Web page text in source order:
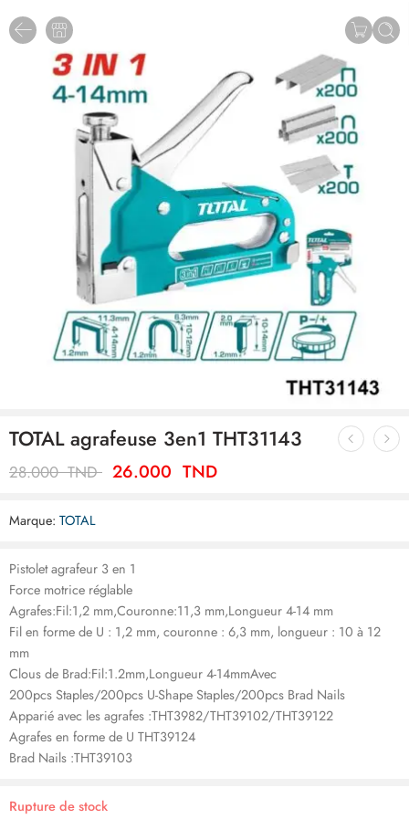
TOTAL agrafeuse 3en1 THT31143
28.000TND 26.000 TND
Marque: TOTAL
Pistolet agrafeur 3 en 1
Force motrice réglable
Agrafes:Fil:1,2 mm,Couronne:11,3 mm,Longueur 4-14 mm
Fil en forme de U : 1,2 mm, couronne : 6,3 mm, longueur : 10 à 12
mm
Clous de Brad:Fil:1.2mm,Longueur 4-14mmAvec
200pcs Staples/200pcs U-Shape Staples/200pcs Brad Nails
Apparié avec les agrafes :THT3982/THT39102/THT39122
Agrafes en forme de U THT39124
Brad Nails :THT39103
Rupture de stock